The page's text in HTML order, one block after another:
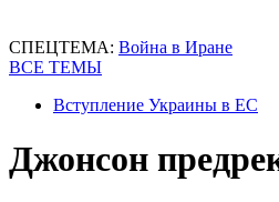
СПЕЦТЕМА: Война в Иране
ВСЕ ТЕМЫ
Вступление Украины в ЕС
Джонсон